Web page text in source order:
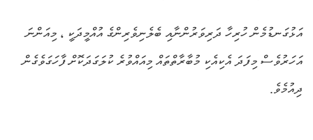
އަޅުގަނޑުމެން ހުރިހާ ދަރިވަރުންނާއި ބެލެނިވެރިންގެ އުއްމީދަކީ ، މިއަންނަ
އަހަރުވެސް މިފަދަ އެކިއެކި މުބާރާތްތައް މިއައްވުރެ ކުލަގަދަކޮށް ފާހަގަވެގެން
ދިއުމެވެ.